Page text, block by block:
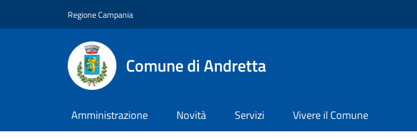
Regione Campania
Comune di Andretta
Amministrazione Novità Servizi Vivere il Comune